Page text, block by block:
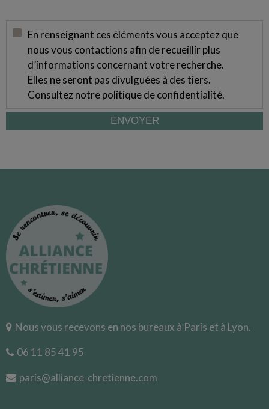
En renseignant ces éléments vous acceptez que
nous vous contactions afin de recueillir plus
d’informations concernant votre recherche.
Elles ne seront pas divulguées à des tiers.
Consultez notrepolitique de confidentialité.
Nous vous recevons en nos bureaux à Paris et à Lyon.
06 11 85 41 95
paris@alliance-chretienne.com